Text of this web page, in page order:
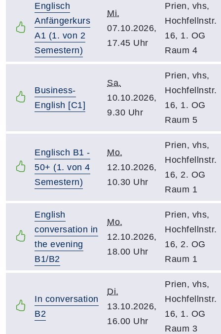
Englisch
Anfängerkurs
A1 (1. von 2
Semestern)
Mi.
07.10.2026,
17.45 Uhr
Prien, vhs,
Hochfellnstr.
16, 1. OG
Raum 4
Business-
English [C1]
Sa.
10.10.2026,
9.30 Uhr
Prien, vhs,
Hochfellnstr.
16, 1. OG
Raum 5
Englisch B1 -
50+ (1. von 4
Semestern)
Mo.
12.10.2026,
10.30 Uhr
Prien, vhs,
Hochfellnstr.
16, 2. OG
Raum 1
English
conversation in
the evening
B1/B2
Mo.
12.10.2026,
18.00 Uhr
Prien, vhs,
Hochfellnstr.
16, 2. OG
Raum 1
In conversation
B2
Di.
13.10.2026,
16.00 Uhr
Prien, vhs,
Hochfellnstr.
16, 1. OG
Raum 3